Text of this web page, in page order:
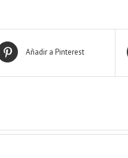
Añadir a Pinterest